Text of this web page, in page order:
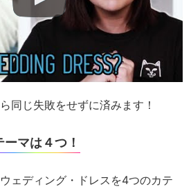
同じ失敗をせずに済みます！
ーマは４つ！
ェディング・ドレスを4つのカテ